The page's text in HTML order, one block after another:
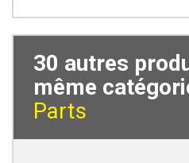
30 autres
même
Parts